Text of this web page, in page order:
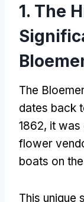
1. The
The
dates back
1862, it was
flower
boats on
This unique